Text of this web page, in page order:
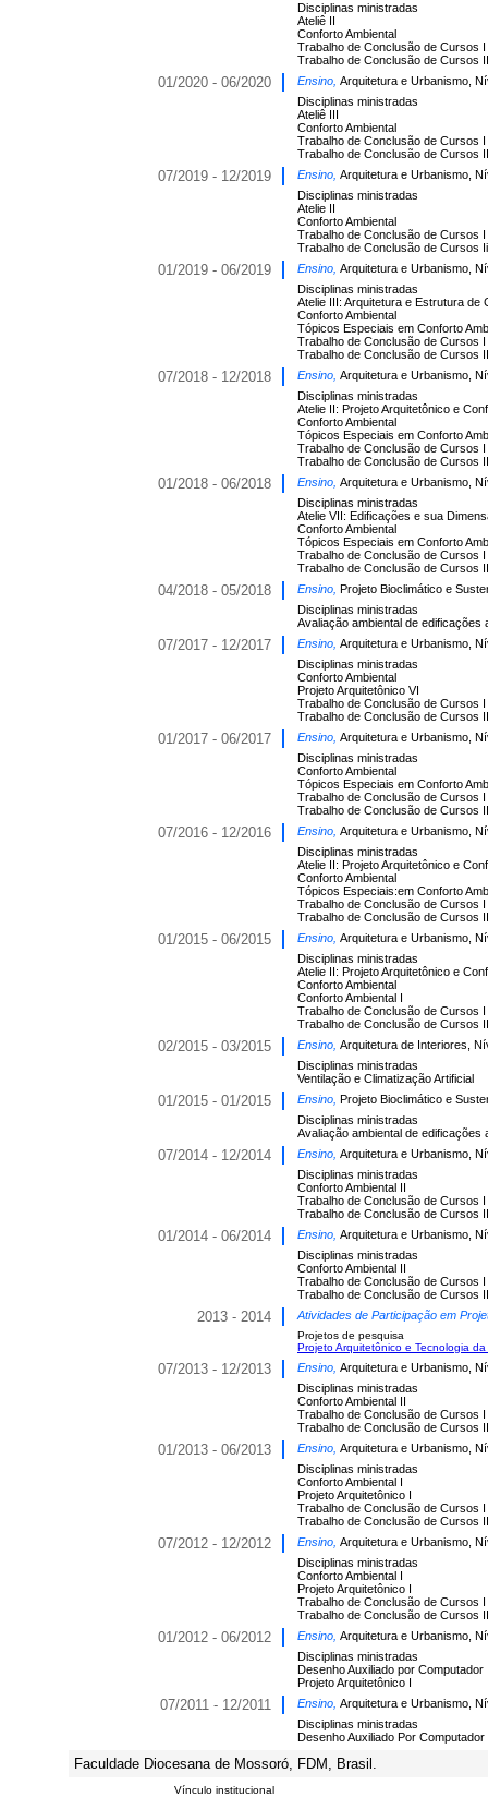
Disciplinas ministradas
Ateliê II
Conforto Ambiental
Trabalho de Conclusão de Cursos I
Trabalho de Conclusão de Cursos II
01/2020 - 06/2020 Ensino, Arquitetura e Urbanismo,
Disciplinas ministradas
Ateliê III
Conforto Ambiental
Trabalho de Conclusão de Cursos I
Trabalho de Conclusão de Cursos II
07/2019 - 12/2019 Ensino, Arquitetura e Urbanismo,
Disciplinas ministradas
Atelie II
Conforto Ambiental
Trabalho de Conclusão de Cursos I
Trabalho de Conclusão de Cursos Ii
01/2019 - 06/2019 Ensino, Arquitetura e Urbanismo,
Disciplinas ministradas
Atelie III: Arquitetura e Estrutura de
Conforto Ambiental
Tópicos Especiais em Conforto
Trabalho de Conclusão de Cursos I
Trabalho de Conclusão de Cursos II
07/2018 - 12/2018 Ensino, Arquitetura e Urbanismo,
Disciplinas ministradas
Atelie II: Projeto Arquitetônico e
Conforto Ambiental
Tópicos Especiais em Conforto
Trabalho de Conclusão de Cursos I
Trabalho de Conclusão de Cursos II
01/2018 - 06/2018 Ensino, Arquitetura e Urbanismo,
Disciplinas ministradas
Atelie VII: Edificações e sua
Conforto Ambiental
Tópicos Especiais em Conforto
Trabalho de Conclusão de Cursos I
Trabalho de Conclusão de Cursos II
04/2018 - 05/2018 Ensino, Projeto Bioclimático e
Disciplinas ministradas
Avaliação ambiental de
07/2017 - 12/2017 Ensino, Arquitetura e Urbanismo,
Disciplinas ministradas
Conforto Ambiental
Projeto Arquitetônico VI
Trabalho de Conclusão de Cursos I
Trabalho de Conclusão de Cursos II
01/2017 - 06/2017 Ensino, Arquitetura e Urbanismo,
Disciplinas ministradas
Conforto Ambiental
Tópicos Especiais em Conforto
Trabalho de Conclusão de Cursos I
Trabalho de Conclusão de Cursos II
07/2016 - 12/2016 Ensino, Arquitetura e Urbanismo,
Disciplinas ministradas
Atelie II: Projeto Arquitetônico e
Conforto Ambiental
Tópicos Especiais:em Conforto
Trabalho de Conclusão de Cursos I
Trabalho de Conclusão de Cursos II
01/2015 - 06/2015 Ensino, Arquitetura e Urbanismo,
Disciplinas ministradas
Atelie II: Projeto Arquitetônico e
Conforto Ambiental
Conforto Ambiental I
Trabalho de Conclusão de Cursos I
Trabalho de Conclusão de Cursos II
02/2015 - 03/2015 Ensino, Arquitetura de Interiores,
Disciplinas ministradas
Ventilação e Climatização Artificial
01/2015 - 01/2015 Ensino, Projeto Bioclimático e
Disciplinas ministradas
Avaliação ambiental de edificações
07/2014 - 12/2014 Ensino, Arquitetura e Urbanismo,
Disciplinas ministradas
Conforto Ambiental II
Trabalho de Conclusão de Cursos I
Trabalho de Conclusão de Cursos II
01/2014 - 06/2014 Ensino, Arquitetura e Urbanismo,
Disciplinas ministradas
Conforto Ambiental II
Trabalho de Conclusão de Cursos I
Trabalho de Conclusão de Cursos II
2013 - 2014 Atividades de Participação em
Projetos de pesquisa
Projeto Arquitetônico e Tecnologia
07/2013 - 12/2013 Ensino, Arquitetura e Urbanismo,
Disciplinas ministradas
Conforto Ambiental II
Trabalho de Conclusão de Cursos I
Trabalho de Conclusão de Cursos II
01/2013 - 06/2013 Ensino, Arquitetura e Urbanismo,
Disciplinas ministradas
Conforto Ambiental I
Projeto Arquitetônico I
Trabalho de Conclusão de Cursos I
Trabalho de Conclusão de Cursos II
07/2012 - 12/2012 Ensino, Arquitetura e Urbanismo,
Disciplinas ministradas
Conforto Ambiental I
Projeto Arquitetônico I
Trabalho de Conclusão de Cursos I
Trabalho de Conclusão de Cursos II
01/2012 - 06/2012 Ensino, Arquitetura e Urbanismo,
Disciplinas ministradas
Desenho Auxiliado por Computador
Projeto Arquitetônico I
07/2011 - 12/2011 Ensino, Arquitetura e Urbanismo,
Disciplinas ministradas
Desenho Auxiliado Por Computador
Faculdade Diocesana de Mossoró, FDM, Brasil.
Vínculo institucional